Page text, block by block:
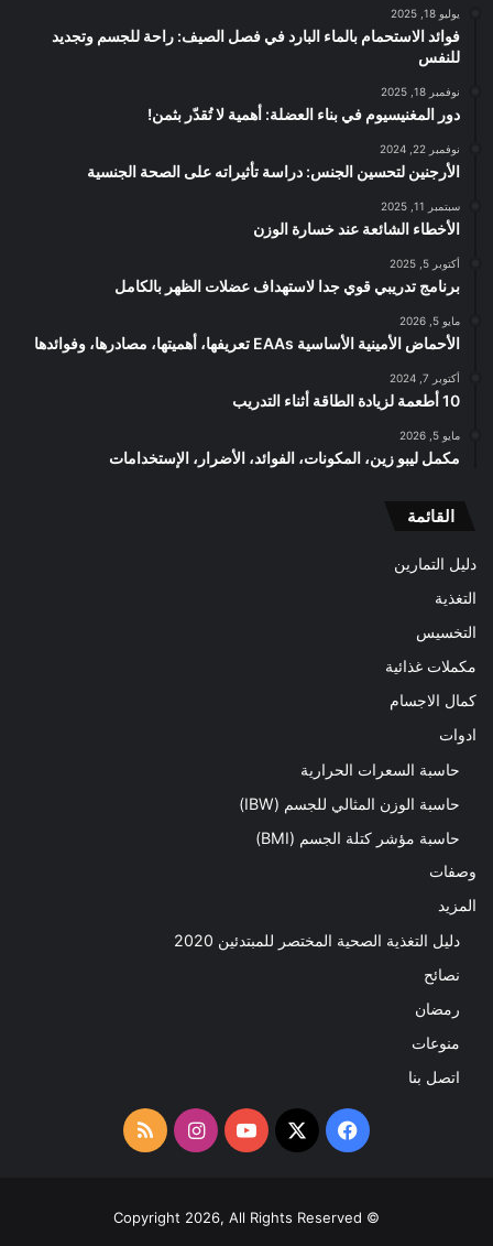
يوليو 18, 2025
فوائد الاستحمام بالماء البارد في فصل الصيف: راحة للجسم وتجديد
للنفس
نوفمبر 18, 2025
دور المغنيسيوم في بناء العضلة: أهمية لا تُقدّر بثمن!
نوفمبر 22, 2024
الأرجنين لتحسين الجنس: دراسة تأثيراته على الصحة الجنسية
سبتمبر 11, 2025
الأخطاء الشائعة عند خسارة الوزن
أكتوبر 5, 2025
برنامج تدريبي قوي جدا لاستهداف عضلات الظهر بالكامل
مايو 5, 2026
الأحماض الأمينية الأساسية EAAs تعريفها، أهميتها، مصادرها، وفوائدها
أكتوبر 7, 2024
10 أطعمة لزيادة الطاقة أثناء التدريب
مايو 5, 2026
مكمل ليبو زين، المكونات، الفوائد، الأضرار، الإستخدامات
القائمة
دليل التمارين
التغذية
التخسيس
مكملات غذائية
كمال الاجسام
ادوات
حاسبة السعرات الحرارية
حاسبة الوزن المثالي للجسم (IBW)
حاسبة مؤشر كتلة الجسم (BMI)
وصفات
المزيد
دليل التغذية الصحية المختصر للمبتدئين 2020​
نصائح
رمضان
منوعات
اتصل بنا
فيسبوك
‫X
‫YouTubeانستقرامملخص
RSS
© Copyright 2026, All Rights Reserved